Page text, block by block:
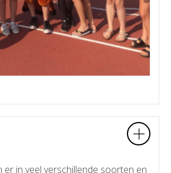
er in veel verschillende soorten en